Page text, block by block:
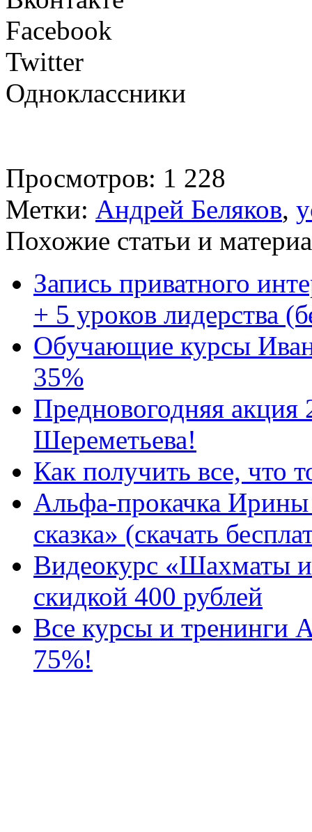
Facebook
Twitter
Одноклассники
Просмотров: 1 228
Метки: Андрей Беляков,
Похожие статьи и
Запись приватного
+ 5 уроков лидерства
Обучающие курсы
35%
Предновогодняя акция
Шереметьева!
Как получить все, что
Альфа-прокачка Ирины
сказка» (скачать
Видеокурс «Шахматы
скидкой 400 рублей
Все курсы и тренинги
75%!